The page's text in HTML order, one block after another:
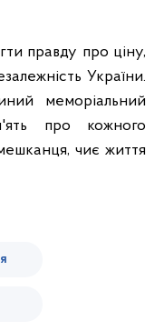
правду про ціну,
України.
меморіальний
про кожного
чиє життя